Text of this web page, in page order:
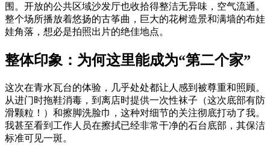
围。开放的公共区域沙发厅也收拾得整洁无异味，空气流通。
整个场所播放着悠扬的古筝曲，巨大的花树造景和满墙的布娃
娃角落，想必是拍照出片的绝佳地点。
整体印象：为何这里能成为“第二个家”
这次在青水瓦台的体验，几乎处处都让人感到被尊重和照顾。
从进门时拖鞋消毒，到离店时提供一次性袜子（这次底部有防
滑颗粒！）和擦脚洗脸巾，这种对细节的关注彻底打动了我。
我甚至看到工作人员在擦拭已经非常干净的石台底部，其保洁
标准可见一斑。